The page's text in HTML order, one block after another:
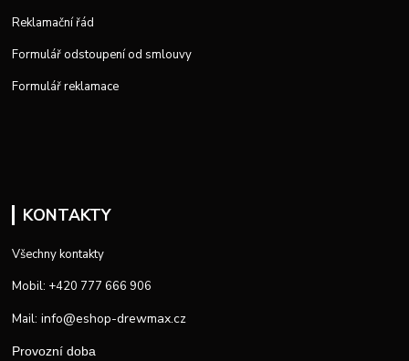
Reklamační řád
Formulář odstoupení od smlouvy
Formulář reklamace
KONTAKTY
Všechny kontakty
Mobil: +420 777 666 906
Mail: info@eshop-drewmax.cz
Provozní doba